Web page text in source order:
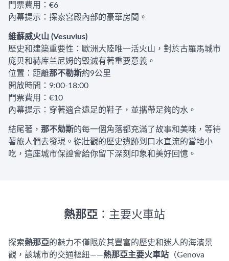
門票費用：€6
內幕提示：探索宮殿內部的豪華房間。
維蘇威火山 (Vesuvius)
歷史和建築重要性：歐洲大陸唯一活火山，對於古羅馬城市
庞贝和赫库兰尼姆的毀滅有著重要意義。
位置：距離那不勒斯約9公里
開放時間：9:00-18:00
門票費用：€10
內幕提示：穿著適合遠足的鞋子，並攜帶足夠的水。
結尾著， 那不勀斯的每一個角落都充滿了故事和美味，等待
著旅人們去發現。從壯觀的歷史遺跡到口水直流的當地小
吃，這座城市保證會給你留下深刻印象和美好回憶。
熱那亞 ：主要火車站
探索熱那亞的魅力不僅限於其豐富的歷史和迷人的海濱景
觀，該城市的交通樞紐——熱那亞主要火車站 （Genova